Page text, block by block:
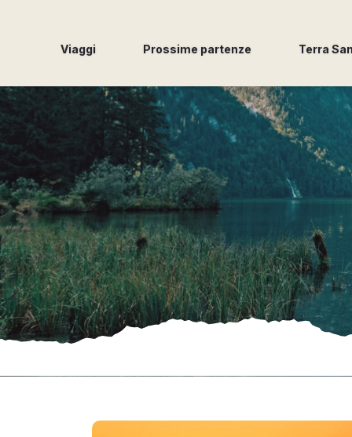
Viaggi Prossime partenze Terra